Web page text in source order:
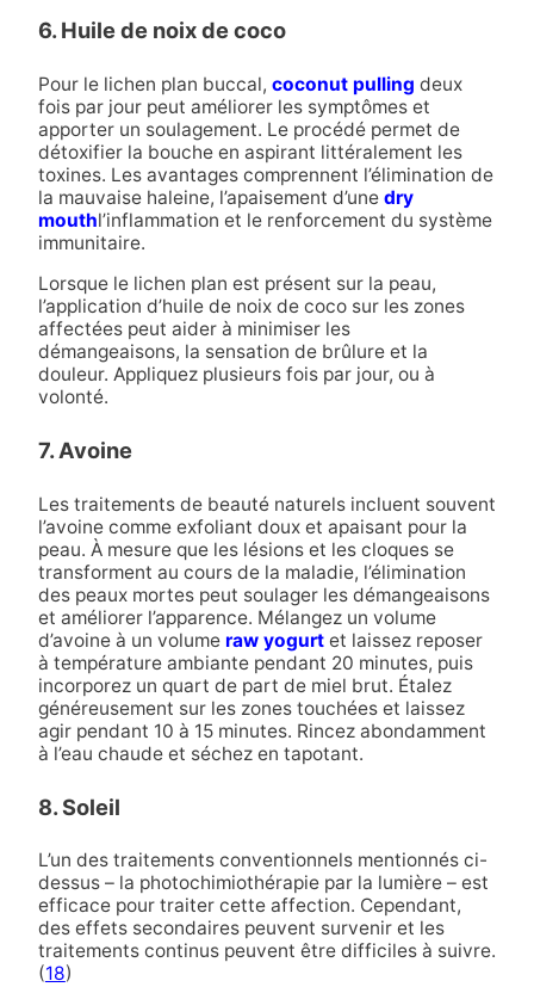
6. Huile de noix de coco
Pour le lichen plan buccal, coconut pulling deux
fois par jour peut améliorer les symptômes et
apporter un soulagement. Le procédé permet de
détoxifier la bouche en aspirant littéralement les
toxines. Les avantages comprennent l’élimination de
la mauvaise haleine, l’apaisement d’une dry
mouthl’inflammation et le renforcement du système
immunitaire.
Lorsque le lichen plan est présent sur la peau,
l’application d’huile de noix de coco sur les zones
affectées peut aider à minimiser les
démangeaisons, la sensation de brûlure et la
douleur. Appliquez plusieurs fois par jour, ou à
volonté.
7. Avoine
Les traitements de beauté naturels incluent souvent
l’avoine comme exfoliant doux et apaisant pour la
peau. À mesure que les lésions et les cloques se
transforment au cours de la maladie, l’élimination
des peaux mortes peut soulager les démangeaisons
et améliorer l’apparence. Mélangez un volume
d’avoine à un volume raw yogurt et laissez reposer
à température ambiante pendant 20 minutes, puis
incorporez un quart de part de miel brut. Étalez
généreusement sur les zones touchées et laissez
agir pendant 10 à 15 minutes. Rincez abondamment
à l’eau chaude et séchez en tapotant.
8. Soleil
L’un des traitements conventionnels mentionnés ci-
dessus – la photochimiothérapie par la lumière – est
efficace pour traiter cette affection. Cependant,
des effets secondaires peuvent survenir et les
traitements continus peuvent être difficiles à suivre.
(18)